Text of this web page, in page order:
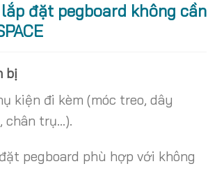
đặt pegboard không cần
bị
kiện đi kèm (móc treo, dây
chân trụ…).
pegboard phù hợp với không